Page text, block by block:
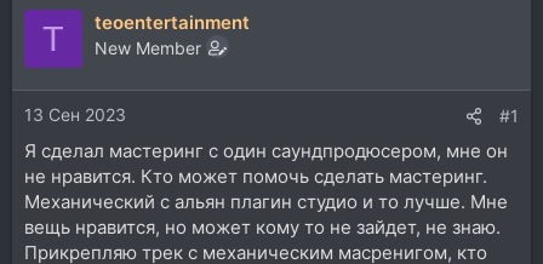
р
ы
а
ч
T teoentertainment
New Member
13 Сен 2023 #1
Я сделал мастеринг с один саундпродюсером, мне он
не нравится. Кто может помочь сделать мастеринг.
Механический с альян плагин студио и то лучше. Мне
вещь нравится, но может кому то не зайдет, не знаю.
Прикрепляю трек с механическим масренигом, кто